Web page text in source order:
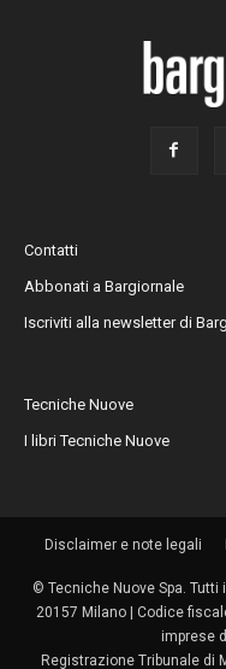
Contatti
Abbonati a Bargiornale
Iscriviti alla newsletter di
Tecniche Nuove
I libri Tecniche Nuove
Disclaimer e note legali
© Tecniche Nuove Spa.
20157 Milano | Codice
imprese
Registrazione Tribunale di